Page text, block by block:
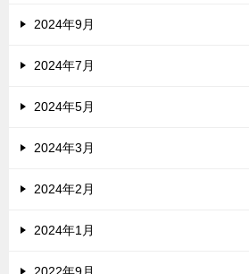
2024年9月
2024年7月
2024年5月
2024年3月
2024年2月
2024年1月